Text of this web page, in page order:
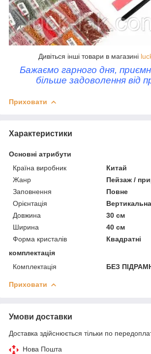
Дивіться інші товари в магазині
Бажаємо гарного дня,
більше задоволення від
Приховати
Характеристики
Основні атрибути
Країна виробник
Китай
Жанр
Пейзаж /
Заповнення
Повне
Орієнтація
Вертикальна
Довжина
30 см
Ширина
40 см
Форма кристалів
Квадратні
комплектація
Комплектація
БЕЗ
Приховати
Умови доставки
Доставка здійснюється тільки по
Нова Пошта